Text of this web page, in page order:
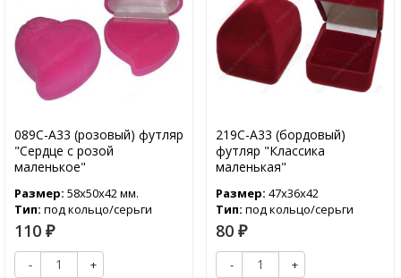
089С-А33 (розовый) футляр
"Сердце с розой
маленькое"
Размер: 58х50х42 мм.
Тип: под кольцо/серьги
110 ₽
-
+
219С-А33 (бордовый)
футляр "Классика
маленькая"
Размер: 47х36х42
Тип: под кольцо/серьги
80 ₽
-
+